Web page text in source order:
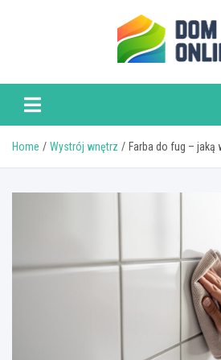
Home Wystrój wnętrz Farba do fug – jaką